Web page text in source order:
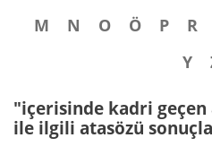
M
N O Ö P R
Y
"içerisinde kadri
ile ilgili atasözü